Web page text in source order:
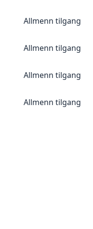
Allmenn tilgang
Allmenn tilgang
Allmenn tilgang
Allmenn tilgang